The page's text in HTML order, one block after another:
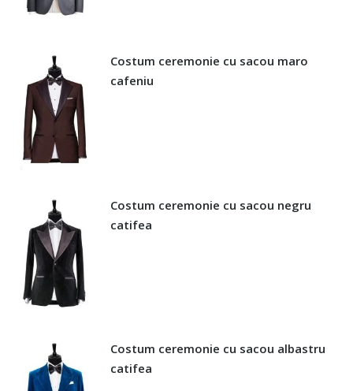
Costum ceremonie cu sacou maro
cafeniu
Costum ceremonie cu sacou negru
catifea
Costum ceremonie cu sacou albastru
catifea